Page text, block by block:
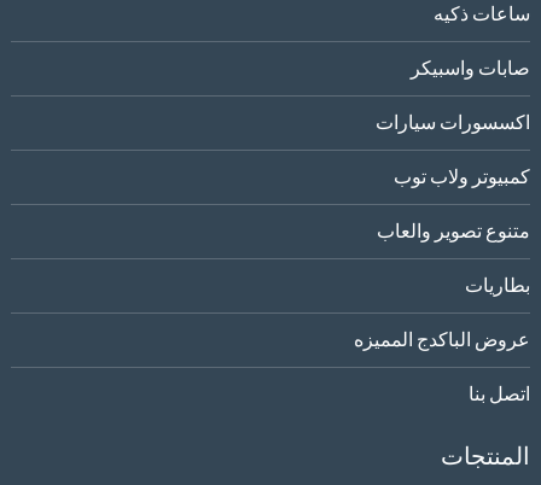
ساعات ذكيه
صابات واسبيكر
اكسسورات سيارات
كمبيوتر ولاب توب
متنوع تصوير والعاب
بطاريات
عروض الباكدج المميزه
اتصل بنا
المنتجات